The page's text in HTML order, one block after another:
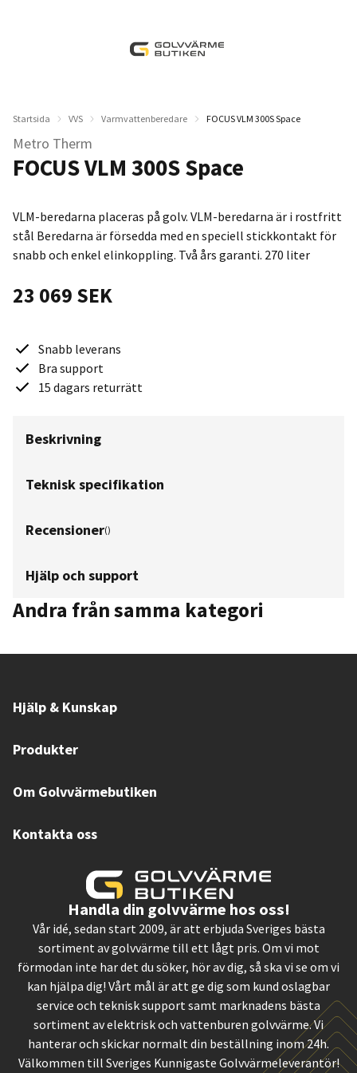
Startsida VVS Varmvattenberedare FOCUS VLM 300S Space
Metro Therm
FOCUS VLM 300S Space
VLM-beredarna placeras på golv. VLM-beredarna är i rostfritt
stål Beredarna är försedda med en speciell stickkontakt för
snabb och enkel elinkoppling. Två års garanti. 270 liter
23 069 SEK
Snabb leverans
Bra support
15 dagars returrätt
Beskrivning
Teknisk specifikation
Recensioner()
Hjälp och support
Andra från samma kategori
Hjälp & Kunskap
Produkter
Om Golvvärmebutiken
Kontakta oss
Handla din golvvärme hos oss!
Vår idé, sedan start 2009, är att erbjuda Sveriges bästa
sortiment av golvvärme till ett lågt pris. Om vi mot
förmodan inte har det du söker, hör av dig, så ska vi se om vi
kan hjälpa dig! Vårt mål är att ge dig som kund oslagbar
service och teknisk support samt marknadens bästa
sortiment av elektrisk och vattenburen golvvärme. Vi
hanterar och skickar normalt din beställning inom 24h.
Välkommen till Sveriges Kunnigaste Golvvärmeleverantör!